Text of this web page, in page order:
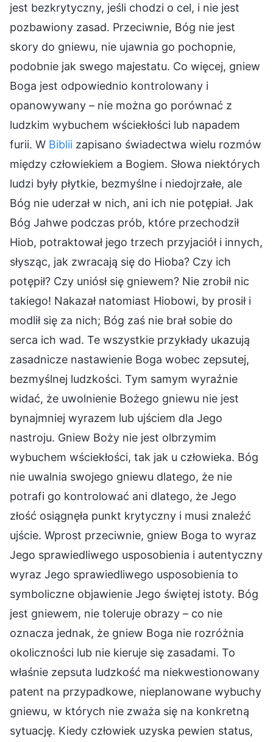
jest bezkrytyczny, jeśli chodzi o cel, i nie jest
pozbawiony zasad. Przeciwnie, Bóg nie jest
skory do gniewu, nie ujawnia go pochopnie,
podobnie jak swego majestatu. Co więcej, gniew
Boga jest odpowiednio kontrolowany i
opanowywany – nie można go porównać z
ludzkim wybuchem wściekłości lub napadem
furii. W Biblii zapisano świadectwa wielu rozmów
między człowiekiem a Bogiem. Słowa niektórych
ludzi były płytkie, bezmyślne i niedojrzałe, ale
Bóg nie uderzał w nich, ani ich nie potępiał. Jak
Bóg Jahwe podczas prób, które przechodził
Hiob, potraktował jego trzech przyjaciół i innych,
słysząc, jak zwracają się do Hioba? Czy ich
potępił? Czy uniósł się gniewem? Nie zrobił nic
takiego! Nakazał natomiast Hiobowi, by prosił i
modlił się za nich; Bóg zaś nie brał sobie do
serca ich wad. Te wszystkie przykłady ukazują
zasadnicze nastawienie Boga wobec zepsutej,
bezmyślnej ludzkości. Tym samym wyraźnie
widać, że uwolnienie Bożego gniewu nie jest
bynajmniej wyrazem lub ujściem dla Jego
nastroju. Gniew Boży nie jest olbrzymim
wybuchem wściekłości, tak jak u człowieka. Bóg
nie uwalnia swojego gniewu dlatego, że nie
potrafi go kontrolować ani dlatego, że Jego
złość osiągnęła punkt krytyczny i musi znaleźć
ujście. Wprost przeciwnie, gniew Boga to wyraz
Jego sprawiedliwego usposobienia i autentyczny
wyraz Jego sprawiedliwego usposobienia to
symboliczne objawienie Jego świętej istoty. Bóg
jest gniewem, nie toleruje obrazy – co nie
oznacza jednak, że gniew Boga nie rozróżnia
okoliczności lub nie kieruje się zasadami. To
właśnie zepsuta ludzkość ma niekwestionowany
patent na przypadkowe, nieplanowane wybuchy
gniewu, w których nie zważa się na konkretną
sytuację. Kiedy człowiek uzyska pewien status,